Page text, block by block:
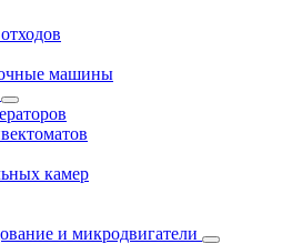
машины
камер
и микродвигатели